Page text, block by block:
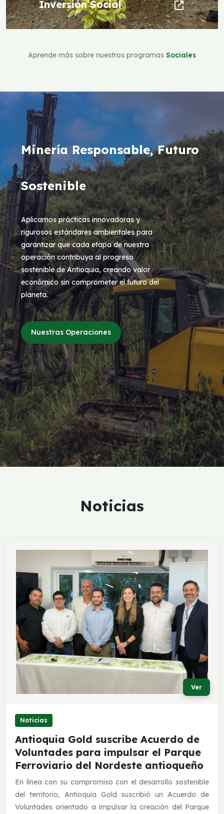
Inversión Social
Aprende más sobre nuestros programas Sociales
Minería Responsable, Futuro
Sostenible
Aplicamos prácticas innovadoras y
rigurosos estándares ambientales para
garantizar que cada etapa de nuestra
operación contribuya al progreso
sostenible de Antioquia, creando valor
económico sin comprometer el futuro del
planeta.
Nuestras Operaciones
Noticias
Ver
Noticias
Antioquia Gold suscribe Acuerdo de
Voluntades para impulsar el Parque
Ferroviario del Nordeste antioqueño
En línea con su compromiso con el desarrollo sostenible
del territorio, Antioquia Gold suscribió un Acuerdo de
Voluntades orientado a impulsar la creación del Parque